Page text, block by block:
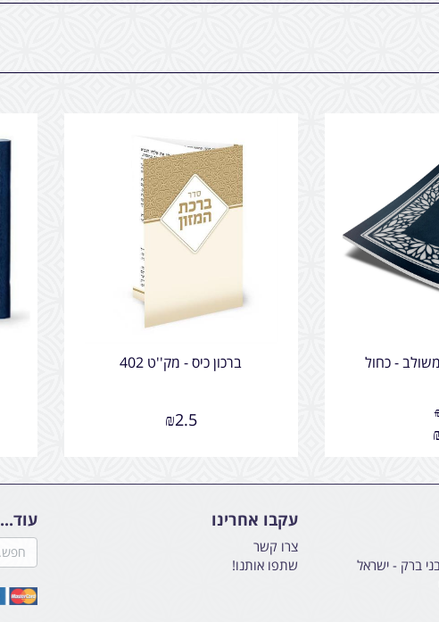
- כחול ברכון כיס - מק''ט 402
₪2.5
עקבו אחרינו
צרו קשר
שתפו אותנו!
עוד...